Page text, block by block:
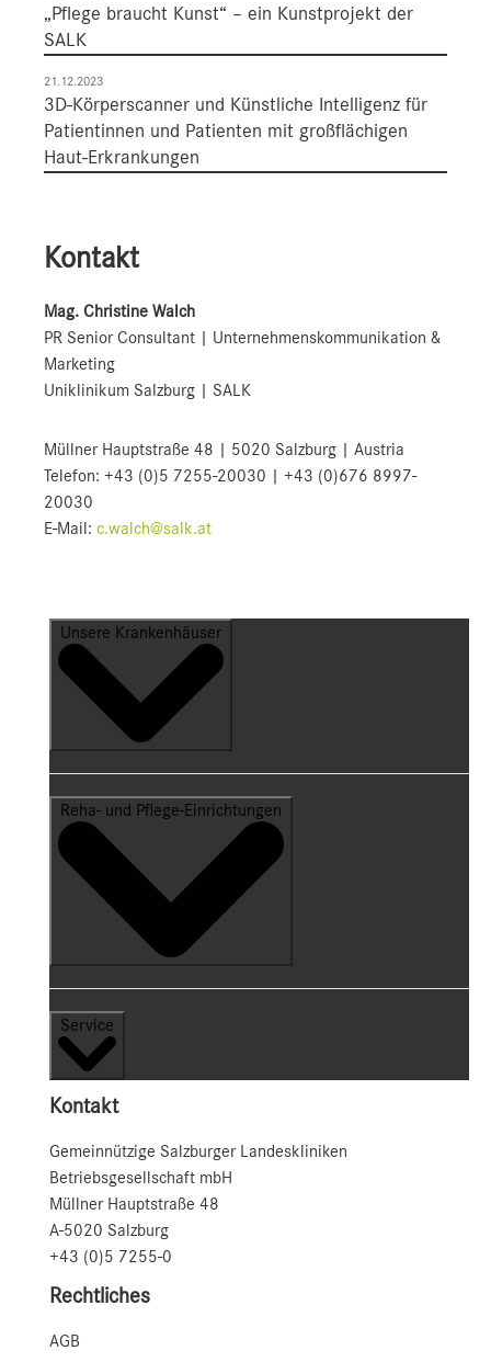
„Pflege braucht Kunst“ – ein Kunstprojekt der
SALK
21.12.2023
3D-Körperscanner und Künstliche Intelligenz für
Patientinnen und Patienten mit großflächigen
Haut-Erkrankungen
Kontakt
Mag. Christine Walch
PR Senior Consultant | Unternehmenskommunikation &
Marketing
Uniklinikum Salzburg | SALK
Müllner Hauptstraße 48 | 5020 Salzburg | Austria
Telefon: +43 (0)5 7255-20030 | +43 (0)676 8997-
20030
E-Mail: c.walch@salk.at
Unsere Krankenhäuser
Reha- und Pflege-Einrichtungen
Service
Kontakt
Gemeinnützige Salzburger Landeskliniken
Betriebsgesellschaft mbH
Müllner Hauptstraße 48
A-5020 Salzburg
+43 (0)5 7255-0
Rechtliches
AGB